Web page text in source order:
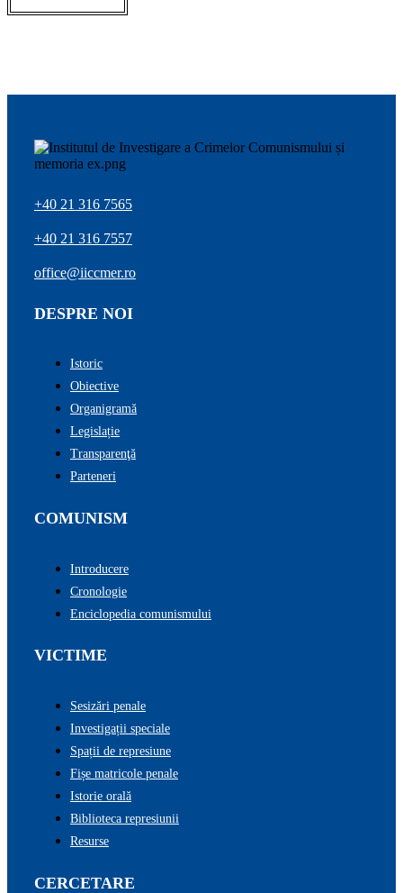
+40 21 316 7565
+40 21 316 7557
office@iiccmer.ro
DESPRE NOI
Istoric
Obiective
Organigramă
Legislație
Transparenţă
Parteneri
COMUNISM
Introducere
Cronologie
Enciclopedia comunismului
VICTIME
Sesizări penale
Investigații speciale
Spații de represiune
Fișe matricole penale
Istorie orală
Biblioteca represiunii
Resurse
CERCETARE